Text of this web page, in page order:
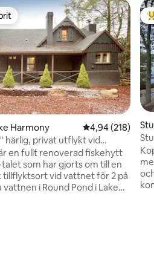
betyg, 124 omdömen
Harmony 4,94 av 5 i
4,94 (218)
härlig, privat utflykt vid
en fullt renoverad fiskehytt
som har gjorts om till en
tillflyktsort vid vattnet för 2 på
vattnen i Round Pond i Lake